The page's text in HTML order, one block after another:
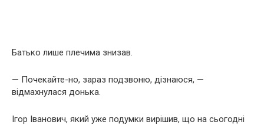
Батько лише плечима знизав.
— Почекайте-но, зараз подзвоню, дізнаюся, —
відмахнулася донька.
Ігор Іванович, який уже подумки вирішив, що на сьогодні